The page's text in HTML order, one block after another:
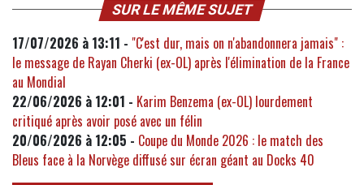
SUR LE MÊME SUJET
17/07/2026 à 13:11 - "C'est dur, mais on n'abandonnera jamais" :
le message de Rayan Cherki (ex-OL) après l'élimination de la France
au Mondial
22/06/2026 à 12:01 - Karim Benzema (ex-OL) lourdement
critiqué après avoir posé avec un félin
20/06/2026 à 12:05 - Coupe du Monde 2026 : le match des
Bleus face à la Norvège diffusé sur écran géant au Docks 40